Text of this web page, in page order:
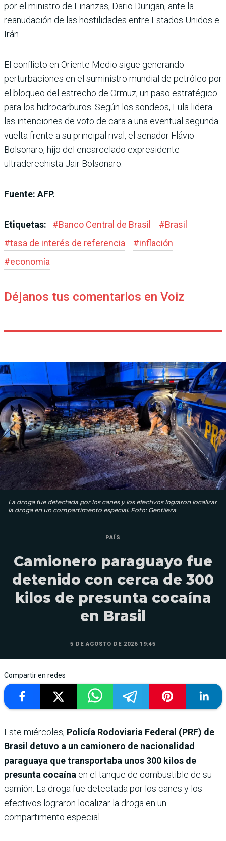
por el ministro de Finanzas, Dario Durigan, ante la
reanudación de las hostilidades entre Estados Unidos e
Irán.
El conflicto en Oriente Medio sigue generando
perturbaciones en el suministro mundial de petróleo por
el bloqueo del estrecho de Ormuz, un paso estratégico
para los hidrocarburos. Según los sondeos, Lula lidera
las intenciones de voto de cara a una eventual segunda
vuelta frente a su principal rival, el senador Flávio
Bolsonaro, hijo del encarcelado expresidente
ultraderechista Jair Bolsonaro.
Fuente: AFP.
Etiquetas: #Banco Central de Brasil #Brasil
#tasa de interés de referencia #inflación
#economía
Déjanos tus comentarios en Voiz
La droga fue detectada por los canes y los efectivos lograron localizar
la droga en un compartimento especial. Foto: Gentileza
PAÍS
Camionero paraguayo fue
detenido con cerca de 300
kilos de presunta cocaína
en Brasil
5 DE AGOSTO DE 2026 19:45
Compartir en redes
Este miércoles, Policía Rodoviaria Federal (PRF) de
Brasil detuvo a un camionero de nacionalidad
paraguaya que transportaba unos 300 kilos de
presunta cocaína en el tanque de combustible de su
camión. La droga fue detectada por los canes y los
efectivos lograron localizar la droga en un
compartimento especial.